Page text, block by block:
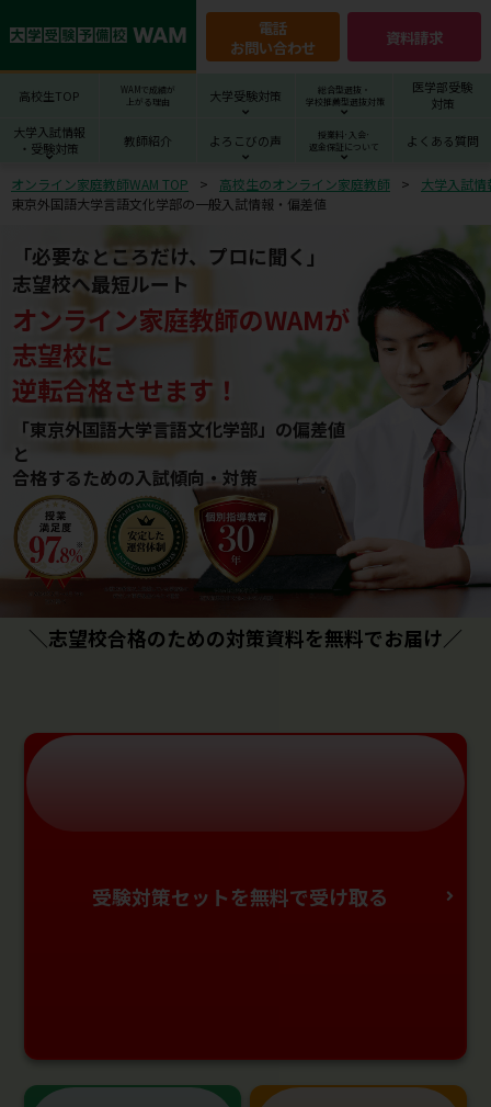
電話
お問い合わせ
資料請求
高校生TOP
WAMで成績が
上がる理由
大学受験対策
総合型選抜・
学校推薦型選抜対策
医学部受験
対策
大学入試情報
・受験対策
教師紹介 よろこびの声
授業料･入会･
返金保証について
よくある質問
オンライン家庭教師WAM TOP 高校生のオンライン家庭教師
大学入試
東京外国語大学言語文化学部の一般入試情報・偏差値
「必要なところだけ、プロに聞く」
志望校へ最短ルート
オンライン家庭教師のWAMが
志望校に
逆転合格させます！
「東京外国語大学言語文化学部」の偏差値
と
合格するための⼊試傾向・対策
＼志望校合格のための対策資料を無料でお届け／
受験対策セットを無料で受け取る